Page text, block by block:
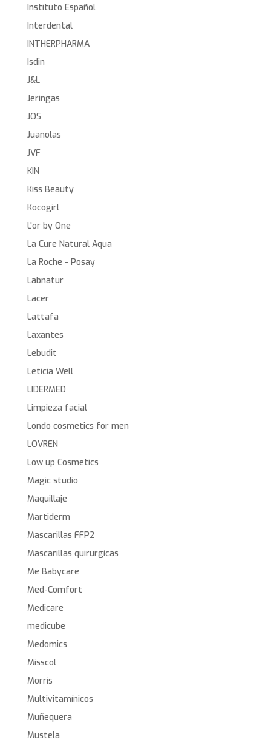
Instituto Español
Interdental
INTHERPHARMA
Isdin
J&L
Jeringas
JOS
Juanolas
JVF
KIN
Kiss Beauty
Kocogirl
L'or by One
La Cure Natural Aqua
La Roche - Posay
Labnatur
Lacer
Lattafa
Laxantes
Lebudit
Leticia Well
LIDERMED
Limpieza facial
Londo cosmetics for men
LOVREN
Low up Cosmetics
Magic studio
Maquillaje
Martiderm
Mascarillas FFP2
Mascarillas quirurgícas
Me Babycare
Med-Comfort
Medicare
medicube
Medomics
Misscol
Morris
Multivitamínicos
Muñequera
Mustela